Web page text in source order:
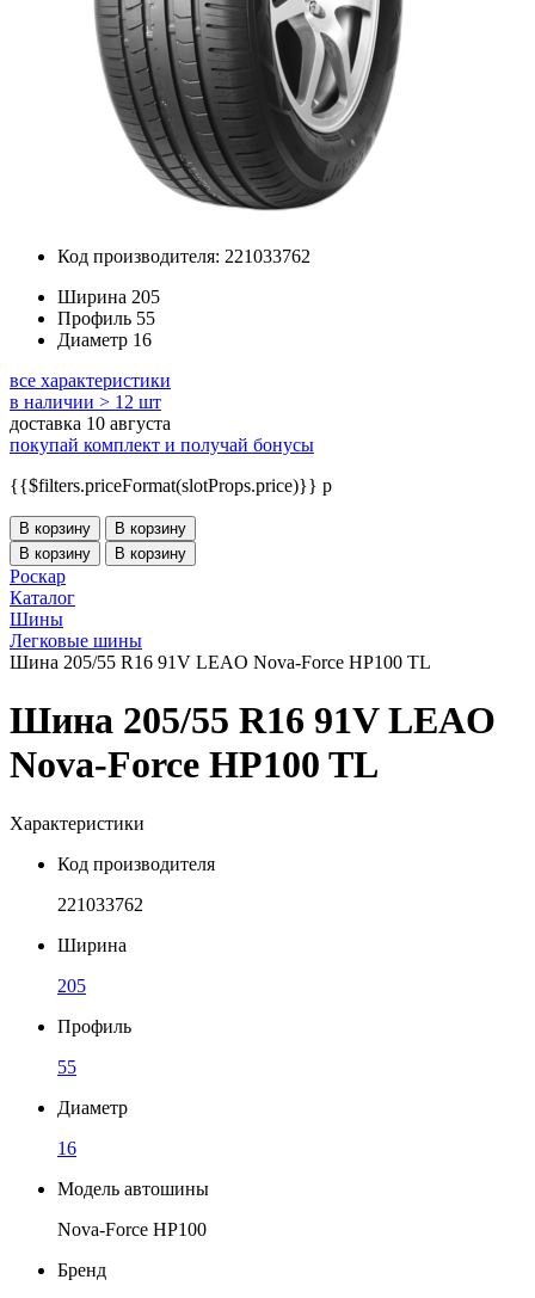
Код производителя: 221033762
Ширина 205
Профиль 55
Диаметр 16
все характеристики
в наличии > 12 шт
доставка 10 августа
покупай комплект и получай бонусы
{{$filters.priceFormat(slotProps.price)}} p
В корзину
В корзину
В корзину
В корзину
Роскар
Каталог
Шины
Легковые шины
Шина 205/55 R16 91V LEAO Nova-Force HP100 TL
Шина 205/55 R16 91V LEAO
Nova-Force HP100 TL
Характеристики
Код производителя
221033762
Ширина
205
Профиль
55
Диаметр
16
Модель автошины
Nova-Force HP100
Бренд